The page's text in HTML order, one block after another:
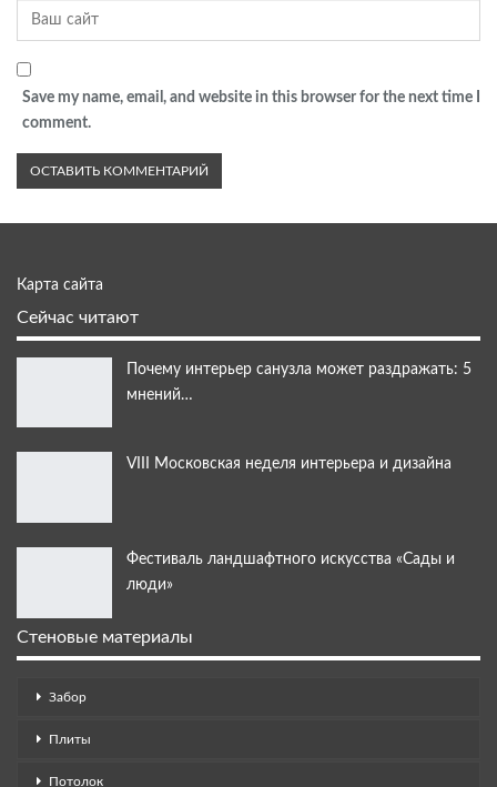
Save my name, email, and website in this browser for the next time I
comment.
Карта сайта
Сейчас читают
Почему интерьер санузла может раздражать: 5
мнений…
VIII Московская неделя интерьера и дизайна
Фестиваль ландшафтного искусства «Сады и
люди»
Стеновые материалы
Забор
Плиты
Потолок